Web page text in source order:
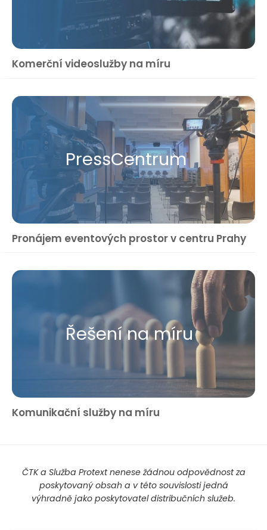
Komerční videoslužby na míru
Press​Centrum
Pronájem eventových prostor v centru Prahy
Řešení na míru
Komunikační služby na míru
ČTK a Služba Protext nenese žádnou odpovědnost za
poskytovaný obsah a v této souvislosti jedná
výhradně jako poskytovatel distribučních služeb.